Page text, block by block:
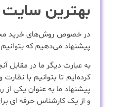
بهترین سایت
در خصوص روش‌های خرید
پیشنهاد می‌دهیم که
به عبارت دیگر ما در
کرده‌ایم تا بتوانیم با
پیشنهاد ما به عنوان یکی
و از یک کارشناس حرفه ای